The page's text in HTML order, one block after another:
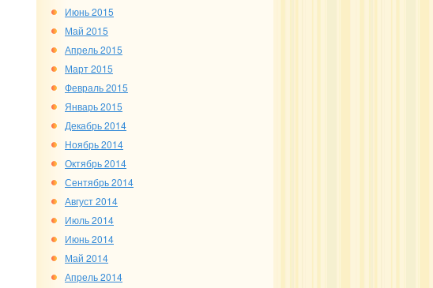
Июнь 2015
Май 2015
Апрель 2015
Март 2015
Февраль 2015
Январь 2015
Декабрь 2014
Ноябрь 2014
Октябрь 2014
Сентябрь 2014
Август 2014
Июль 2014
Июнь 2014
Май 2014
Апрель 2014